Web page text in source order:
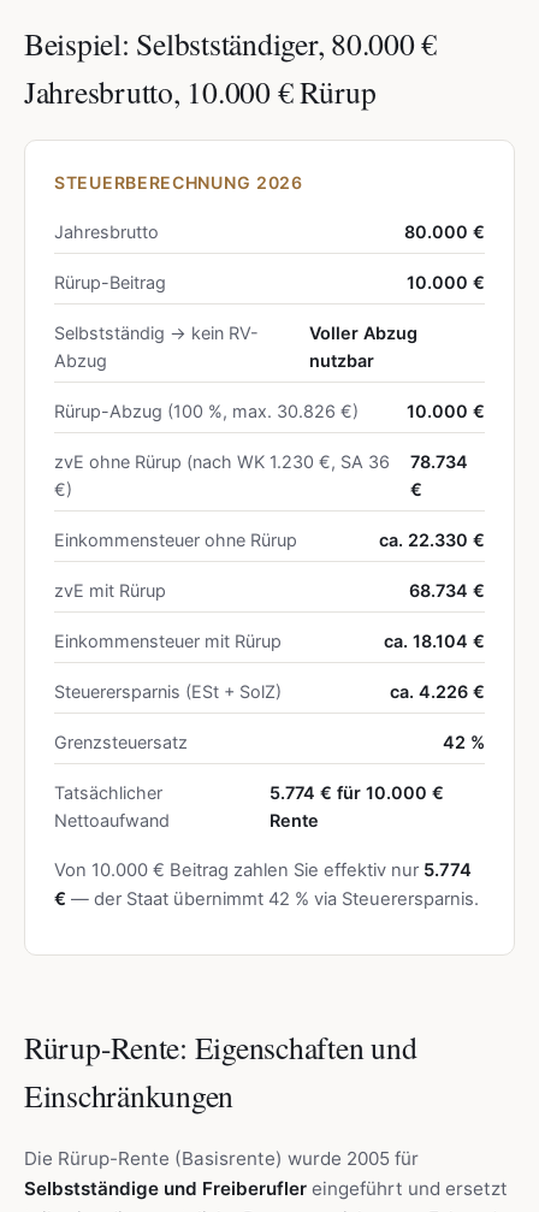
Beispiel: Selbstständiger, 80.000 €
Jahresbrutto, 10.000 € Rürup
STEUERBERECHNUNG 2026
Jahresbrutto 80.000 €
Rürup-Beitrag 10.000 €
Selbstständig → kein RV-
Abzug
Voller Abzug
nutzbar
Rürup-Abzug (100 %, max. 30.826 €) 10.000 €
zvE ohne Rürup (nach WK 1.230 €, SA 36
€)
78.734
€
Einkommensteuer ohne Rürup ca. 22.330 €
zvE mit Rürup 68.734 €
Einkommensteuer mit Rürup ca. 18.104 €
Steuerersparnis (ESt + SolZ) ca. 4.226 €
Grenzsteuersatz 42 %
Tatsächlicher
Nettoaufwand
5.774 € für 10.000 €
Rente
Von 10.000 € Beitrag zahlen Sie effektiv nur 5.774
€ — der Staat übernimmt 42 % via Steuerersparnis.
Rürup-Rente: Eigenschaften und
Einschränkungen
Die Rürup-Rente (Basisrente) wurde 2005 für
Selbstständige und Freiberufler eingeführt und ersetzt